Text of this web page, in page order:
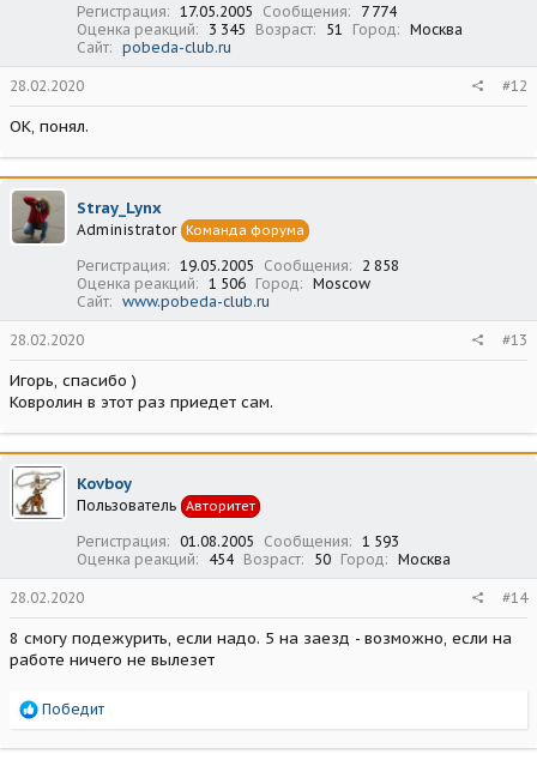
Регистрация 17.05.2005 Сообщения
7 774
Оценка реакций
3 345 Возраст 51 Город
Москва
Сайт
pobeda-club.ru
28.02.2020 #12
ОК, понял.
Stray_Lynx
Administrator Команда форума
Регистрация 19.05.2005 Сообщения
2 858
Оценка реакций
1 506 Город
Moscow
Сайт
www.pobeda-club.ru
28.02.2020 #13
Игорь, спасибо )
Ковролин в этот раз приедет сам.
Kovboy
Пользователь Авторитет
Регистрация 01.08.2005 Сообщения
1 593
Оценка реакций
454 Возраст 50 Город Москва
28.02.2020 #14
8 смогу подежурить, если надо. 5 на заезд - возможно, если на
работе ничего не вылезет
Р
а
Победит